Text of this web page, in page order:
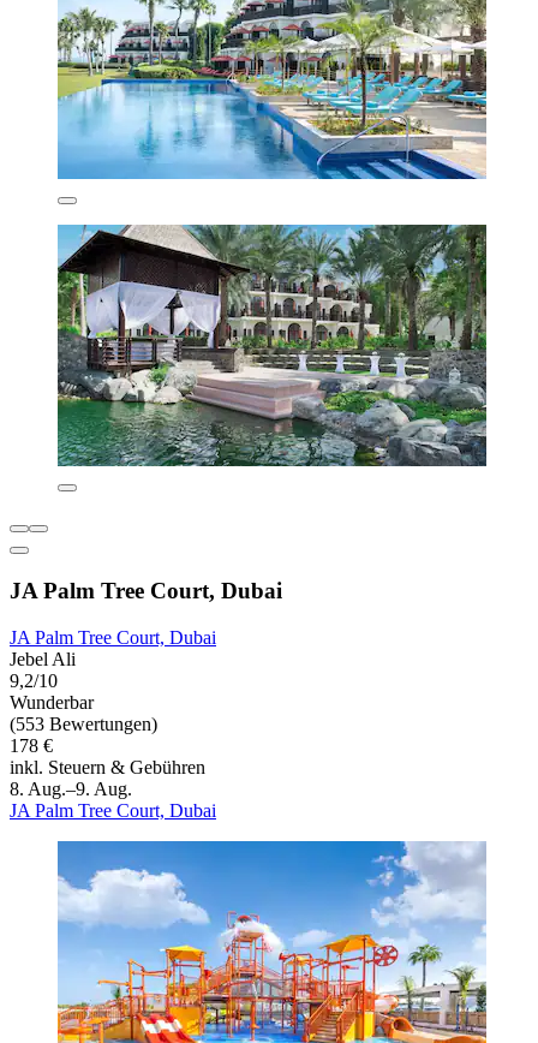
JA Palm Tree Court, Dubai
JA Palm Tree Court, Dubai
Jebel Ali
9,2/10
Wunderbar
(553 Bewertungen)
178 €
inkl. Steuern & Gebühren
8. Aug.–9. Aug.
JA Palm Tree Court, Dubai